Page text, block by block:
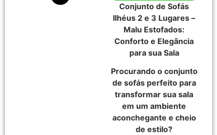
Conjunto de Sofás
Ilhéus 2 e 3 Lugares –
Malu Estofados:
Conforto e Elegância
para sua Sala
Procurando o conjunto
de sofás perfeito para
transformar sua sala
em um ambiente
aconchegante e cheio
de estilo?